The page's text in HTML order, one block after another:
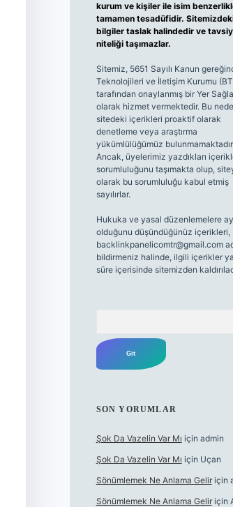
kurum ve kişiler ile isim
tamamen tesadüfidir.
bilgiler taslak halindedir ve
niteliği taşımazlar.
Sitemiz, 5651 Sayılı Kanun
Teknolojileri ve İletişim Kurumu
tarafından onaylanmış bir Yer
olarak hizmet vermektedir. Bu
sitedeki içerikleri proaktif olarak
denetleme veya araştırma
yükümlülüğümüz
Ancak, üyelerimiz yazdıkları
sorumluluğunu taşımakta olup,
olarak bu sorumluluğu kabul etmiş
sayılırlar.
Hukuka ve yasal düzenlemelere
olduğunu düşündüğünüz içerikleri,
backlinkpanelicomtr@gmail.com
bildirmeniz halinde, ilgili içerikler
süre içerisinde sitemizden
SON YORUMLAR
Şok Da Vazelin Var Mı için admin
Şok Da Vazelin Var Mı için Uçan
Sönümlemek Ne Anlama Geliriçin
Sönümlemek Ne Anlama Geliriçin